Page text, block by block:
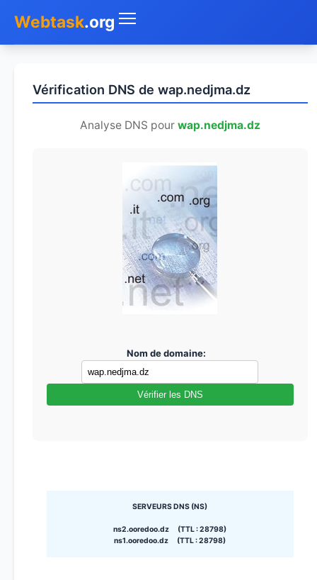
Webtask.org
Whois
Vérification DNS de wap.nedjma.dz
Analyse DNS pour wap.nedjma.dz
Nom de domaine:
Vérifier les DNS
SERVEURS DNS (NS)
ns2.ooredoo.dz (TTL : 28798)
ns1.ooredoo.dz (TTL : 28798)